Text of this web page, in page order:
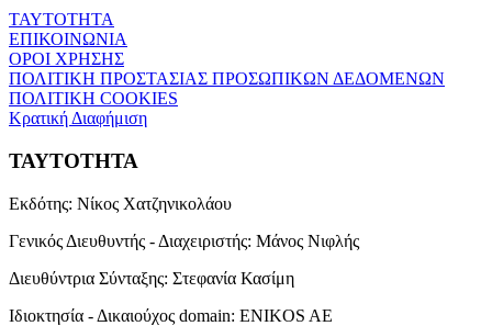
ΤΑΥΤΟΤΗΤΑ
ΕΠΙΚΟΙΝΩΝΙΑ
ΟΡΟΙ ΧΡΗΣΗΣ
ΠΟΛΙΤΙΚΗ ΠΡΟΣΤΑΣΙΑΣ ΠΡΟΣΩΠΙΚΩΝ ΔΕΔΟΜΕΝΩΝ
ΠΟΛΙΤΙΚΗ COOKIES
Κρατική Διαφήμιση
ΤΑΥΤΟΤΗΤΑ
Εκδότης: Νίκος Χατζηνικολάου
Γενικός Διευθυντής - Διαχειριστής: Μάνος Νιφλής
Διευθύντρια Σύνταξης: Στεφανία Κασίμη
Ιδιοκτησία - Δικαιούχος domain: ENIKOS AE